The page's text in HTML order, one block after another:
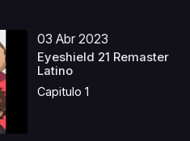
03 Abr 2023
Eyeshield 21 Remaster
Latino
Capitulo 1